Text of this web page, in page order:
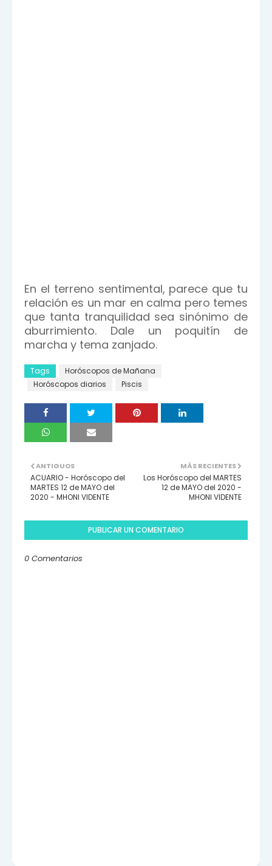
En el terreno sentimental, parece que tu
relación es un mar en calma pero temes
que tanta tranquilidad sea sinónimo de
aburrimiento. Dale un poquitín de
marcha y tema zanjado.
Tags
Horóscopos de Mañana
Horóscopos diarios
Piscis
MÁS RECIENTES
Los Horóscopo del MARTES
12 de MAYO del 2020 -
MHONI VIDENTE
ANTIGUOS
ACUARIO - Horóscopo del
MARTES 12 de MAYO del
2020 - MHONI VIDENTE
PUBLICAR UN COMENTARIO
0 Comentarios